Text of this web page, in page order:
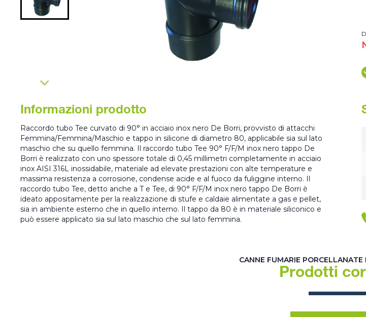
Informazioni prodotto
Raccordo tubo Tee curvato di 90° in acciaio inox nero De Borri, provvisto di attacchi
Femmina/Femmina/Maschio e tappo in silicone di diametro 80, applicabile sia sul lato
maschio che su quello femmina. Il raccordo tubo Tee 90° F/F/M inox nero tappo De
Borri è realizzato con uno spessore totale di 0,45 millimetri completamente in acciaio
inox AISI 316L inossidabile, materiale ad elevate prestazioni con alte temperature e
massima resistenza a corrosione, condense acide e al fuoco da fuliggine interno. Il
raccordo tubo Tee, detto anche a T e Tee, di 90° F/F/M inox nero tappo De Borri è
ideato appositamente per la realizzazione di stufe e caldaie alimentate a gas e pellet,
sia in ambiente esterno che in quello interno. Il tappo da 80 è in materiale siliconico e
può essere applicato sia sul lato maschio che sul lato femmina.
CANNE FUMARIE PORCELLANATE
Prodotti